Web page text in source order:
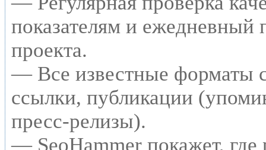
показателям и ежедневный
проекта.
— Все известные форматы
ссылки, публикации
пресс-релизы).
— SeoHammer покажет, где